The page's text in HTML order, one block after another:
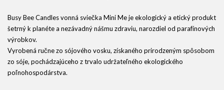
Busy Bee Candles vonná sviečka Mini Me je ekologický a etický produkt
šetrný k planéte a nezávadný nášmu zdraviu, narozdiel od parafínových
výrobkov.
Vyrobená ručne zo sójového vosku, získaného prirodzeným spôsobom
zo sóje, pochádzajúceho z trvalo udržateľného ekologického
poľnohospodárstva.